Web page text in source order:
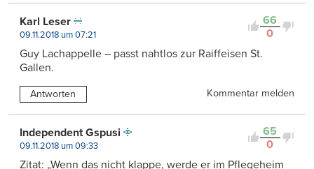
66
0
Karl Leser
09.11.2018 um 07:21
Guy Lachappelle – passt nahtlos zur Raiffeisen St.
Gallen.
Antworten Kommentar melden
65
0
Independent Gspusi
09.11.2018 um 09:33
Zitat: „Wenn das nicht klappe, werde er im Pflegeheim